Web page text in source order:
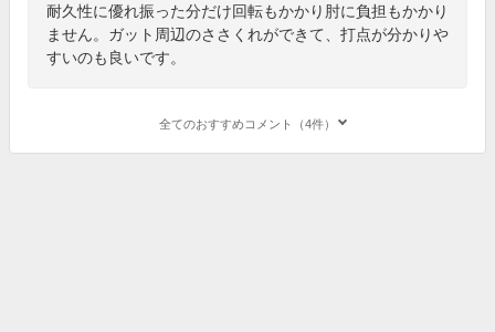
耐久性に優れ振った分だけ回転もかかり肘に負担もかかり
ません。ガット周辺のささくれができて、打点が分かりや
すいのも良いです。
全てのおすすめコメント（4件）